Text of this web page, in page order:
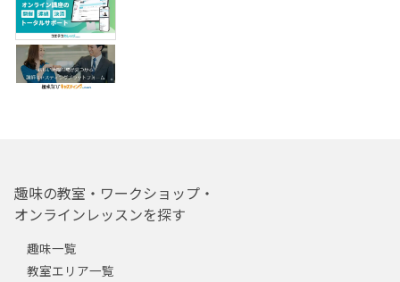
趣味の教室・ワークショップ・
オンラインレッスンを探す
趣味一覧
教室エリア一覧